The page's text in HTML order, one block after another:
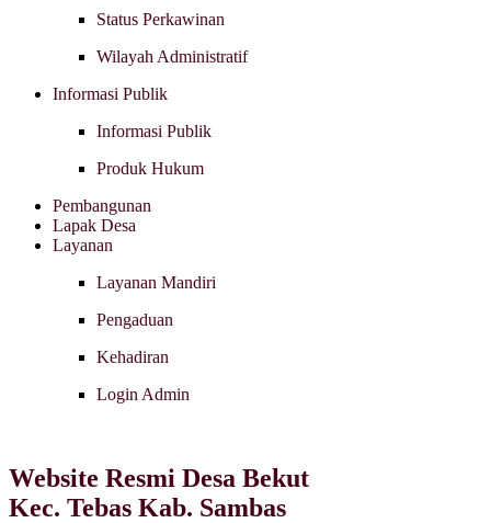
Status Perkawinan
Wilayah Administratif
Informasi Publik
Informasi Publik
Produk Hukum
Pembangunan
Lapak Desa
Layanan
Layanan Mandiri
Pengaduan
Kehadiran
Login Admin
Website Resmi Desa Bekut
Kec. Tebas Kab. Sambas